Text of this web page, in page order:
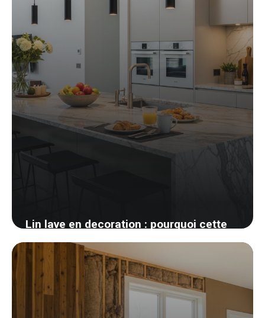
Lin lave en decoration : pourquoi cette
matiere gagne toutes les chambres
26 mai 2026